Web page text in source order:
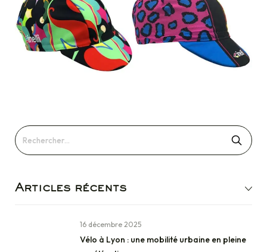
Articles récents
16 décembre 2025
Vélo à Lyon : une mobilité urbaine en pleine